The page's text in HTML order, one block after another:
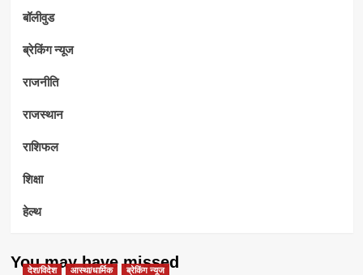
बॉलीवुड
ब्रेकिंग न्यूज
राजनीति
राजस्थान
राशिफल
शिक्षा
हेल्थ
You may have missed
देश/विदेश आस्था/धार्मिक ब्रेकिंग न्यूज